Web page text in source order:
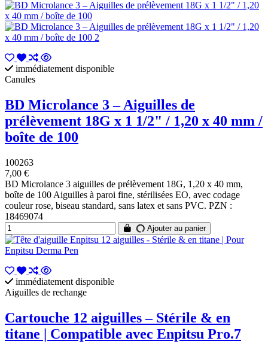
immédiatement disponible
Canules
BD Microlance 3 – Aiguilles de
prélèvement 18G x 1 1/2" / 1,20 x 40 mm /
boîte de 100
100263
7,00 €
BD Microlance 3 aiguilles de prélèvement 18G, 1,20 x 40 mm,
boîte de 100 Aiguilles à paroi fine, stérilisées EO, avec codage
couleur rose, biseau standard, sans latex et sans PVC. PZN :
18469074
Ajouter au panier
immédiatement disponible
Aiguilles de rechange
Cartouche 12 aiguilles – Stérile & en
titane | Compatible avec Enpitsu Pro.7